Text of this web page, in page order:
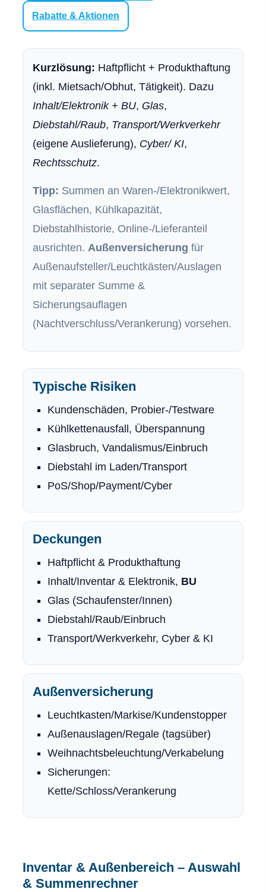
Rabatte & Aktionen
Kurzlösung: Haft­pflicht + Produkthaftung
(inkl. Mietsach/Obhut, Tätigkeit). Dazu
Inhalt/Elektronik + BU, Glas,
Diebstahl/Raub, Transport/Werkverkehr
(eigene Auslieferung), Cyber/ KI,
Rechtsschutz.
Tipp: Summen an Waren-/Elektronikwert,
Glasflächen, Kühlkapazität,
Diebstahlhistorie, Online-/Lieferanteil
ausrichten. Außenversicherung für
Außenaufsteller/Leuchtkästen/Auslagen
mit separater Summe &
Sicherungsauflagen
(Nachtverschluss/Verankerung) vorsehen.
Typische Risiken
Kundenschäden, Probier-/Testware
Kühlkettenausfall, Überspannung
Glasbruch, Vandalismus/Einbruch
Diebstahl im Laden/Transport
PoS/Shop/Payment/Cyber
Deckungen
Haft­pflicht & Produkthaftung
Inhalt/Inventar & Elektronik, BU
Glas (Schaufenster/Innen)
Diebstahl/Raub/Einbruch
Transport/Werkverkehr, Cyber & KI
Außenversicherung
Leuchtkasten/Markise/Kundenstopper
Außenauslagen/Regale (tagsüber)
Weihnachtsbeleuchtung/Verkabelung
Sicherungen:
Kette/Schloss/Verankerung
Inventar & Außenbereich – Auswahl
& Summenrechner